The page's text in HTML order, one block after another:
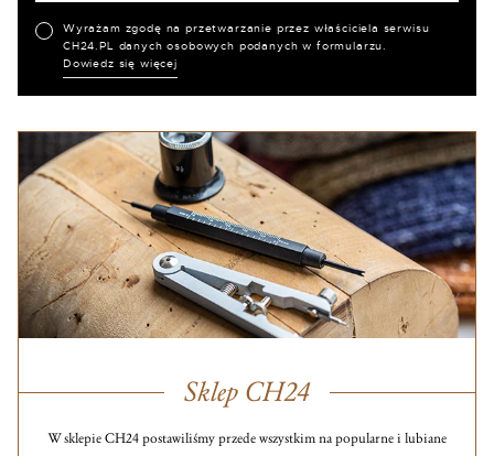
Wyrażam zgodę na przetwarzanie przez właściciela serwisu
CH24.PL danych osobowych podanych w formularzu.
Dowiedz się więcej
Sklep CH24
W sklepie CH24 postawiliśmy przede wszystkim na popularne i lubiane